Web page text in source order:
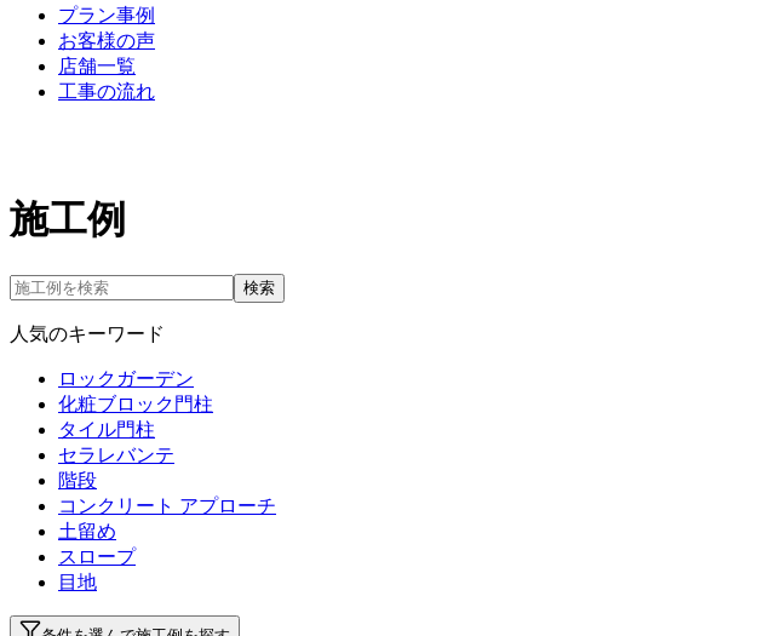
プラン事例
お客様の声
店舗一覧
工事の流れ
施工例
検索
人気のキーワード
ロックガーデン
化粧ブロック門柱
タイル門柱
セラレバンテ
階段
コンクリート アプローチ
土留め
スロープ
目地